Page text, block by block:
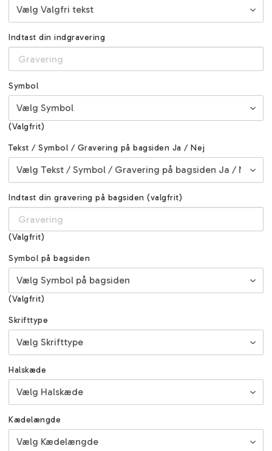
Indtast din indgravering
Symbol
(Valgfrit)
Tekst / Symbol / Gravering på bagsiden Ja / Nej
Indtast din gravering på bagsiden (valgfrit)
(Valgfrit)
Symbol på bagsiden
(Valgfrit)
Skrifttype
Halskæde
Kædelængde